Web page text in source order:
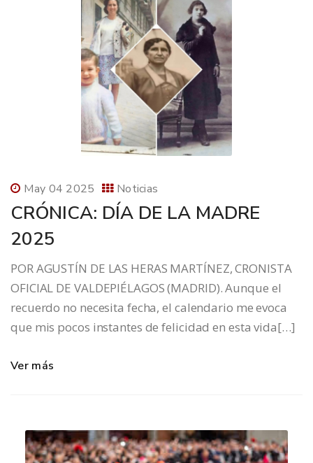
May 04 2025 Noticias
CRÓNICA: DÍA DE LA MADRE
2025
POR AGUSTÍN DE LAS HERAS MARTÍNEZ, CRONISTA
OFICIAL DE VALDEPIÉLAGOS (MADRID). Aunque el
recuerdo no necesita fecha, el calendario me evoca
que mis pocos instantes de felicidad en esta vida[…]
Ver más